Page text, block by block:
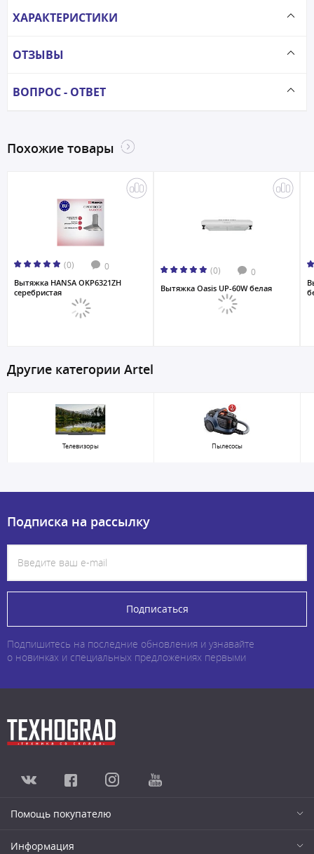
ХАРАКТЕРИСТИКИ
ОТЗЫВЫ
ВОПРОС - ОТВЕТ
Похожие товары
(0) 0
Вытяжка HANSA OKP6321ZH
серебристая
(0) 0
Вытяжка Oasis UP-60W белая
Другие категории Artel
Телевизоры Пылесосы
Подписка на рассылку
Подписаться
Подпишитесь на последние обновления и узнавайте
о новинках и специальных предложениях первыми
Помощь покупателю
Информация